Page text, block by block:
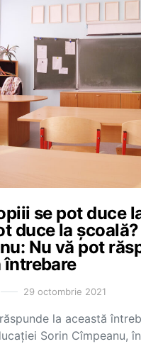
se pot duce
duce la
Nu vă pot
întrebare
29 octombrie 2021
la această
Sorin Cîmpeanu,